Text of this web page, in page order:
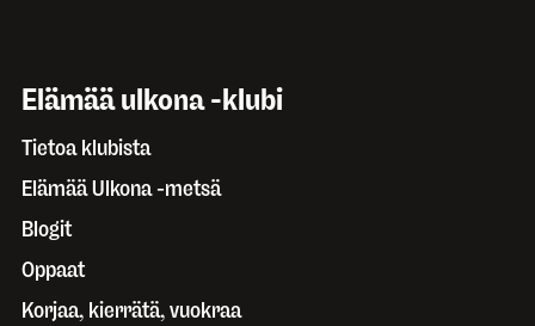
Elämää ulkona -klubi
Tietoa klubista
Elämää Ulkona -metsä
Blogit
Oppaat
Korjaa, kierrätä, vuokraa